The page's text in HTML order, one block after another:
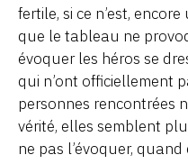
fertile, si ce n’est,
que le tableau ne
évoquer les héros se
qui n’ont officiellement
personnes rencontrées
vérité, elles semblent
ne pas l’évoquer,